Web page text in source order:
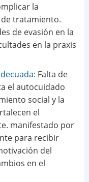
la
tratamiento.
de evasión en la
en la praxis
Falta de
el autocuidado
social y la
el
manifestado por
para recibir
del
en el